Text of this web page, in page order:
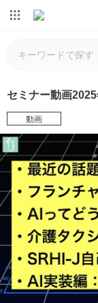
セミナー動画
動画